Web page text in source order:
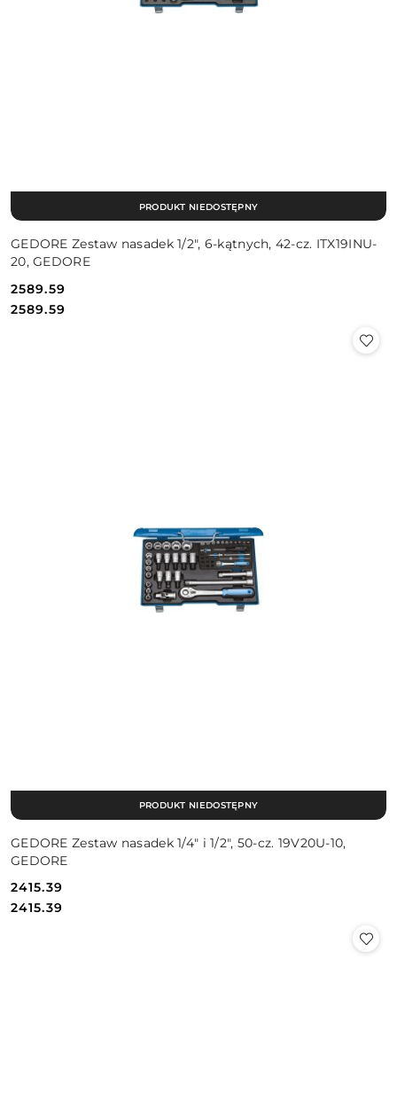
GEDORE Zestaw nasadek 1/2", 6-kątnych, 42-cz. ITX19INU-
20, GEDORE
Cena:
2589.59
Cena:
2589.59
PRODUKT NIEDOSTĘPNY
GEDORE Zestaw nasadek 1/4" i 1/2", 50-cz. 19V20U-10,
GEDORE
Cena:
2415.39
Cena:
2415.39
PRODUKT NIEDOSTĘPNY